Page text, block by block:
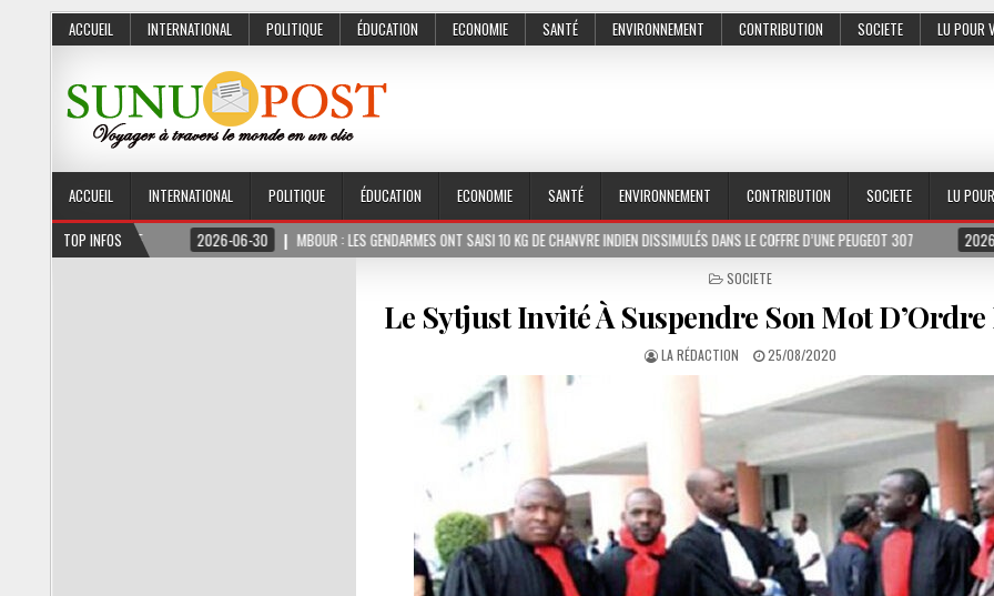
ACCUEIL INTERNATIONAL POLITIQUE ÉDUCATION ECONOMIE SANTÉ ENVIRONNEMENT CONTRIBUTION SOCIETE LU POUR
ACCUEIL INTERNATIONAL POLITIQUE ÉDUCATION ECONOMIE SANTÉ ENVIRONNEMENT CONTRIBUTION SOCIETE LU
TOP INFOS2026-06-30 MBOUR : LES GENDARMES ONT SAISI 10 KG DE CHANVRE INDIEN DISSIMULÉS DANS LE COFFRE D’UNE PEUGEOT 307 2026-07-01 LE
POSTED
SOCIETE
Le Sytjust Invité À Suspendre Son Mot D’Ordre
LA RÉDACTION 25/08/2020